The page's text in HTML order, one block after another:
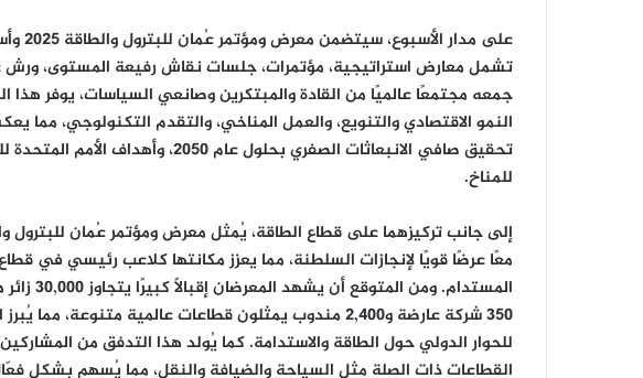
على
تشمل معارض استراتيجية، مؤتمرات، جلسات نقاش رفيعة المستوى، ورش
جمعه مجتمعًا عالميًا من القادة والمبتكرين وصانعي السياسات، يوفر
تحقيق صافي الانبعاثات الصفري بحلول عام
للمناخ.
معًا عرضًا قويًا لإنجازات السلطنة، مما يعزز مكانتها كلاعب رئيسي في
350 شركة عارضة و2,400 مندوب يمثلون قطاعات عالمية
للحوار الدولي حول الطاقة والاستدامة. كما يُولد هذا التدفق من
القطاعات ذات الصلة مثل السياحة والضيافة والنقل، مما يُسهم بشكل